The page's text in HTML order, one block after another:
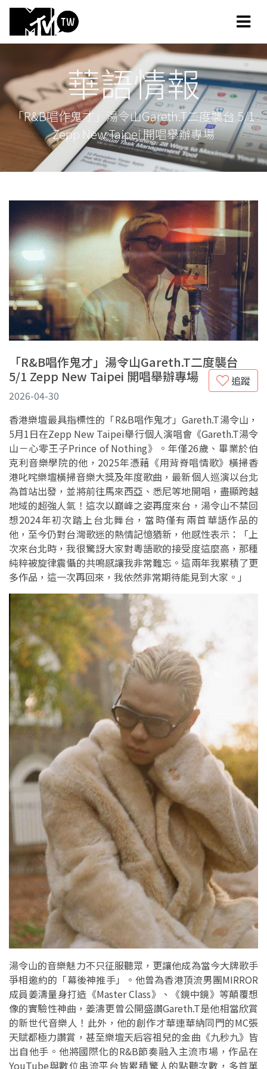
華語情報
「R&B唱作鬼才」湯令山Gareth.T二度襲台 5/1
Zepp New Taipei 開唱舉辦專場
「R&B唱作鬼才」湯令山Gareth.T二度襲台
5/1 Zepp New Taipei 開唱舉辦專場
追蹤
2026-04-30
香港樂壇最具指標性的「R&B唱作鬼才」Gareth.T湯令山，
5月1日在Zepp New Taipei舉行個人演唱會《Gareth.T湯令
山－心零王子Prince of Nothing》。年僅26歲、畢業於伯
克利音樂學院的他，2025年憑藉《用背脊唱情歌》橫掃香
港叱咤樂壇橫掃音樂大獎及年度歌曲，最新個人巡演以台北
為首站出發，並將前往馬來西亞、悉尼等地開唱，盡顯跨越
地域的超強人氣！這次以巔峰之姿再度來台，湯令山不禁回
想2024年初次踏上台北舞台，當時僅有兩首華語作品的
他，至今仍對台灣歌迷的熱情記憶猶新，他感性表示：「上
次來台北時，我很驚訝大家對粵語歌的接受度這麼高，那種
純粹被旋律震懾的共鳴感讓我非常難忘。這兩年我累積了更
多作品，這一次再回來，我依然非常期待能見到大家。」
湯令山的音樂魅力不只征服聽眾，更讓他成為當今大牌歌手
爭相邀約的「幕後神推手」。他曾為香港頂流男團MIRROR
成員姜濤量身打造《Master Class》、《鏡中鏡》等顛覆想
像的實驗性神曲，姜濤更曾公開盛讚Gareth.T是他相當欣賞
的新世代音樂人！此外，他的創作才華連華納同門的MC張
天賦都極力讚賞，甚至樂壇天后容祖兒的金曲《九秒九》皆
出自他手。他將國際化的R&B節奏融入主流市場，作品在
YouTube與數位串流平台皆累積驚人的點聽次數，多首單